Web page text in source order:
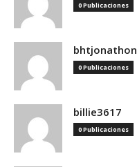
0 Publicaciones
bhtjonathon
0 Publicaciones
billie3617
0 Publicaciones